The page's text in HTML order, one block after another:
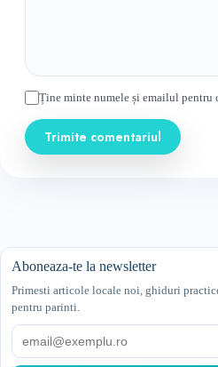
Ține minte numele și emailul pentru
Trimite comentariul
Aboneaza-te la newsletter
Primesti articole locale noi, ghiduri
pentru parinti.
Email